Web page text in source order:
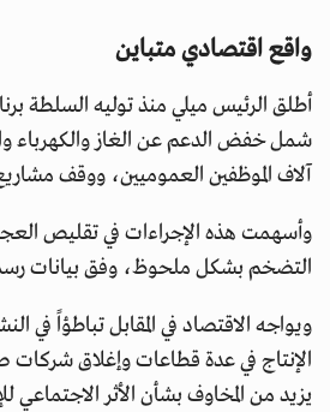
واقع اقتصادي متباين
أطلق الرئيس ميلي منذ توليه السلطة
شمل خفض الدعم عن الغاز والكهرباء
آلاف الموظفين العموميين، ووقف
وأسهمت هذه الإجراءات في تقليص
التضخم بشكل ملحوظ، وفق بيانات
ويواجه الاقتصاد في المقابل تباطؤاً في
الإنتاج في عدة قطاعات وإغلاق
يزيد من المخاوف بشأن الأثر الاجتماعي